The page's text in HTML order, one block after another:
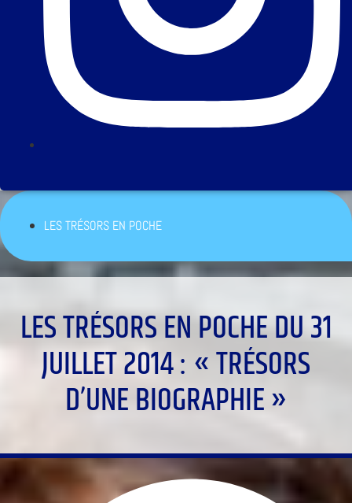
LES TRÉSORS EN POCHE
LES TRÉSORS EN POCHE DU 31
JUILLET 2014 : « TRÉSORS
D’UNE BIOGRAPHIE »